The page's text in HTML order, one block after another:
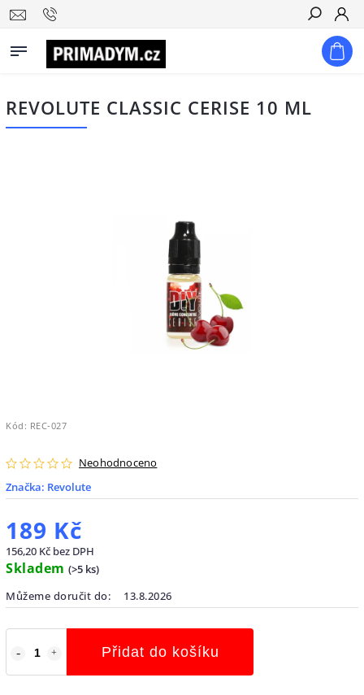
Hledat
REVOLUTE CLASSIC CERISE 10 ML
Kód: REC-027
Neohodnoceno
Značka: Revolute
189 Kč
156,20 Kč bez DPH
Skladem (>5 ks)
Můžeme doručit do:
13.8.2026
Přidat do košíku